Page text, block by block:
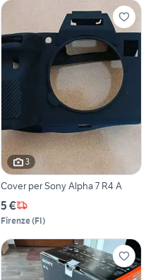
3
Cover per Sony Alpha 7 R4 A
5 €
Firenze(FI)